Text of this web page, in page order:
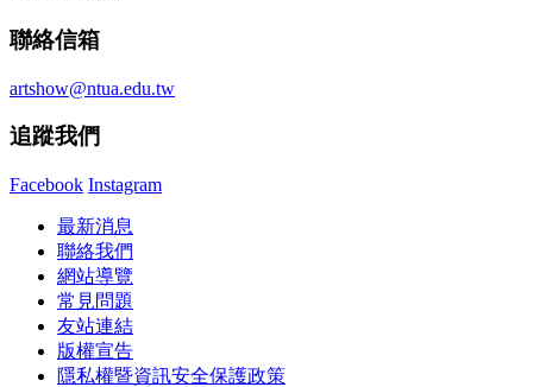
聯絡信箱
artshow@ntua.edu.tw
追蹤我們
Facebook Instagram
最新消息
聯絡我們
網站導覽
常見問題
友站連結
版權宣告
隱私權暨資訊安全保護政策